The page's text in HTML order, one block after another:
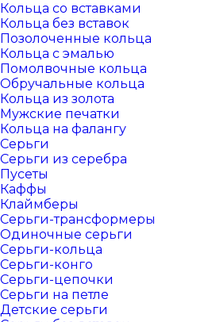
Кольца со вставками
Кольца без вставок
Позолоченные кольца
Кольца с эмалью
Помолвочные кольца
Обручальные кольца
Кольца из золота
Мужские печатки
Кольца на фалангу
Серьги
Серьги из серебра
Пусеты
Каффы
Клаймберы
Серьги-трансформеры
Одиночные серьги
Серьги-кольца
Серьги-конго
Серьги-цепочки
Серьги на петле
Детские серьги